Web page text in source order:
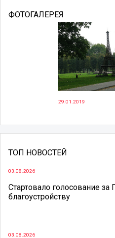
ФОТОГАЛЕРЕЯ
29.01.2019
ТОП НОВОСТЕЙ
03.08.2026
Стартовало голосование
благоустройству
03.08.2026